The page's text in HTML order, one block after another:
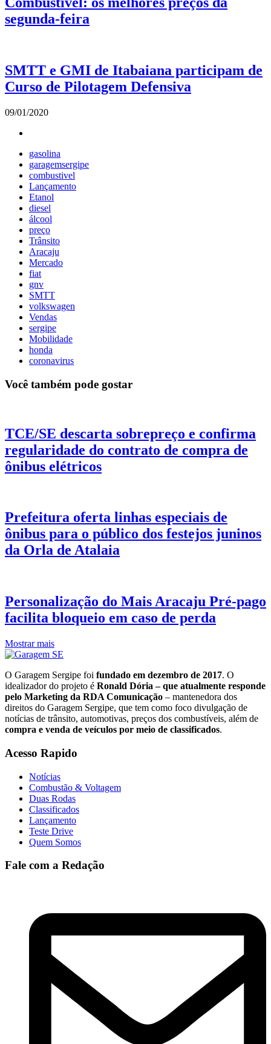
segunda-feira
SMTT e GMI de Itabaiana participam de
Curso de Pilotagem Defensiva
09/01/2020
gasolina
garagemsergipe
combustivel
Lançamento
Etanol
diesel
álcool
preço
Trânsito
Aracaju
Mercado
fiat
gnv
SMTT
volkswagen
Vendas
sergipe
Mobilidade
honda
coronavirus
Você também pode gostar
TCE/SE descarta sobrepreço e confirma
regularidade do contrato de compra de
ônibus elétricos
Prefeitura oferta linhas especiais de
ônibus para o público dos festejos juninos
da Orla de Atalaia
Personalização do Mais Aracaju Pré-pago
facilita bloqueio em caso de perda
Mostrar mais
O Garagem Sergipe foi fundado em dezembro de 2017. O
idealizador do projeto é Ronald Dória – que atualmente responde
pelo Marketing da RDA Comunicação – mantenedora dos
direitos do Garagem Sergipe, que tem como foco divulgação de
notícias de trânsito, automotivas, preços dos combustíveis, além de
compra e venda de veículos por meio de classificados.
Acesso Rapido
Notícias
Combustão & Voltagem
Duas Rodas
Classificados
Lançamento
Teste Drive
Quem Somos
Fale com a Redação